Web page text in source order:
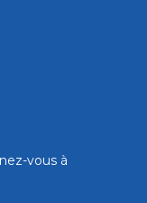
vous à